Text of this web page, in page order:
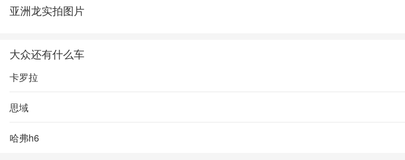
亚洲龙实拍图片
大众还有什么车
卡罗拉
思域
哈弗h6